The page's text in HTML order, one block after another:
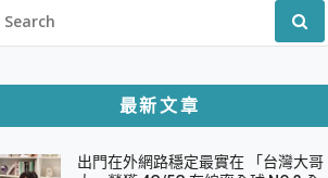
PC
高防護
防摔殼完整開箱評價
FOR:
最新文章
出門在外網路穩定最實在 「台灣大哥